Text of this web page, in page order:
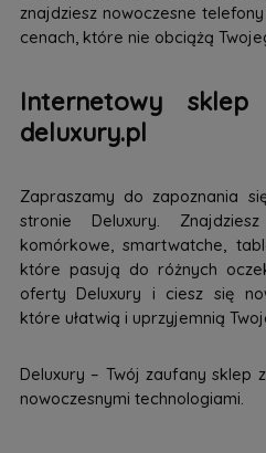
znajdziesz nowoczesne
cenach, które nie obciążą
Internetowy
deluxury.pl
Zapraszamy do zapoznania
stronie Deluxury.
komórkowe, smartwatche,
które pasują do różnych
oferty Deluxury i ciesz się
które ułatwią i uprzyjemnią
Deluxury – Twój zaufany sklep
nowoczesnymi technologiami.